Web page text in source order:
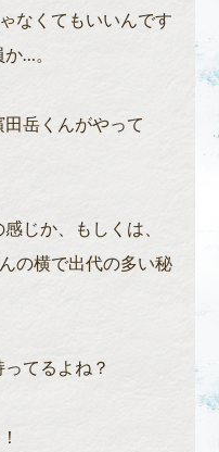
なくてもいいんです
…。
岳くんがやって
じか、もしくは、
の横で出代の多い秘
てるよね？